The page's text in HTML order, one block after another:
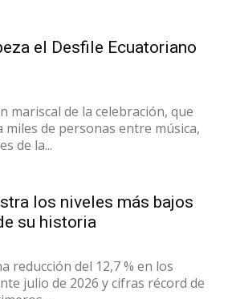
el Desfile Ecuatoriano
mariscal de la celebración, que
miles de personas entre música,
de la...
los niveles más bajos
su historia
reducción del 12,7 % en los
julio de 2026 y cifras récord de